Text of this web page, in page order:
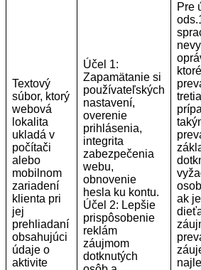
Textový
súbor, ktorý
webová
lokalita
ukladá v
počítači
alebo
mobilnom
zariadení
klienta pri
jej
prehliadaní
obsahujúci
údaje o
aktivite
Účel 1:
Zapamätanie si
používateľských
nastavení,
overenie
prihlásenia,
integrita
zabezpečenia
webu,
obnovenie
hesla ku kontu.
Účel 2: Lepšie
prispôsobenie
reklám
záujmom
dotknutých
Pre
ak